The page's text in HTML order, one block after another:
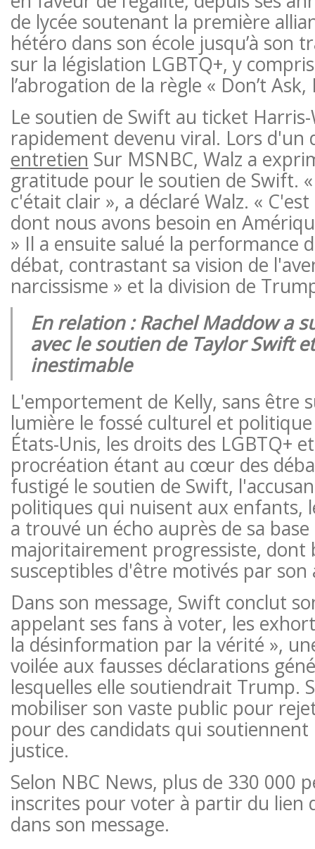
de lycée soutenant la première
hétéro dans son école jusqu’à son
sur la législation LGBTQ+, y
l’abrogation de la règle « Don’t Ask,
Le soutien de Swift au ticket Harris-
rapidement devenu viral. Lors d'un
entretien Sur MSNBC, Walz a
gratitude pour le soutien de Swift.
c'était clair », a déclaré Walz. «
dont nous avons besoin en
» Il a ensuite salué la performance
débat, contrastant sa vision de
narcissisme » et la division de
En relation : Rachel Maddow a
avec le soutien de Taylor Swift
inestimable
L'emportement de Kelly, sans être
lumière le fossé culturel et
États-Unis, les droits des LGBTQ+
procréation étant au cœur des
fustigé le soutien de Swift,
politiques qui nuisent aux enfants,
a trouvé un écho auprès de sa
majoritairement progressiste, dont
susceptibles d'être motivés par son
Dans son message, Swift conclut
appelant ses fans à voter, les
la désinformation par la vérité »,
voilée aux fausses déclarations
lesquelles elle soutiendrait Trump.
mobiliser son vaste public pour
pour des candidats qui soutiennent
justice.
Selon NBC News, plus de 330 000
inscrites pour voter à partir du lien
dans son message.